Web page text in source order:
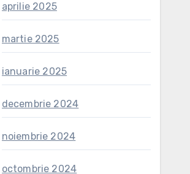
aprilie 2025
martie 2025
ianuarie 2025
decembrie 2024
noiembrie 2024
octombrie 2024